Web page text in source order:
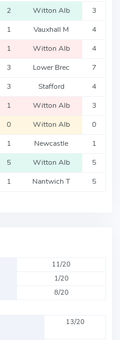
2 Witton Alb 3
1 Vauxhall M 4
1 Witton Alb 4
3 Lower Brec 7
3 Stafford 4
1 Witton Alb 3
0 Witton Alb 0
1 Newcastle 1
5 Witton Alb 5
1 Nantwich T 5
11/20
1/20
8/20
13/20